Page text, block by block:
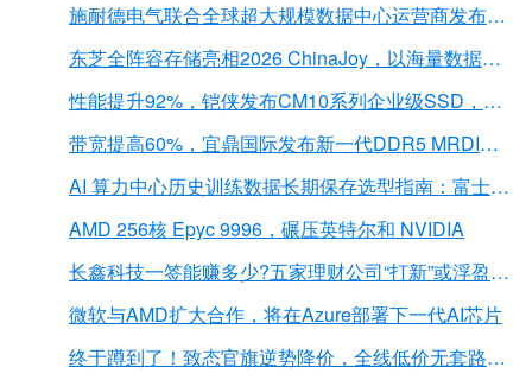
施耐德电气联合全球超大规模数据中心运营商发布弧闪风险评估报告
东芝全阵容存储亮相2026 ChinaJoy，以海量数据底座赋能“与AI同游”新体验
性能提升92%，铠侠发布CM10系列企业级SSD，首载PCIe 6.0接口
带宽提高60%，宜鼎国际发布新一代DDR5 MRDIMM 内存
AI 算力中心历史训练数据长期保存选型指南：富士胶片 LTO 磁带解决方案深度解析
AMD 256核 Epyc 9996，碾压英特尔和 NVIDIA
长鑫科技一签能赚多少?五家理财公司“打新”或浮盈近2亿元
微软与AMD扩大合作，将在Azure部署下一代AI芯片
终于蹲到了！致态官旗逆势降价，全线低价无套路，扩容党直接冲！